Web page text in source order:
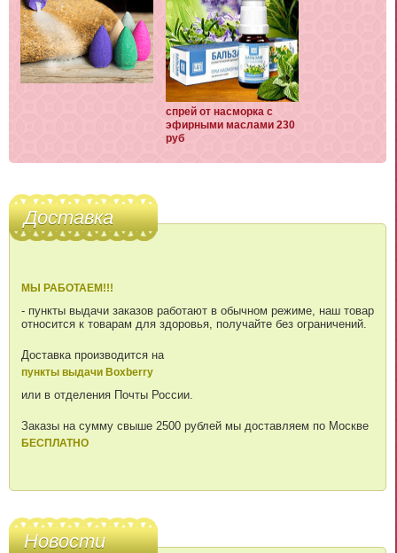
спрей от насморка с
эфирными маслами 230
руб
Доставка
МЫ РАБОТАЕМ!!!
- пункты выдачи заказов работают в обычном режиме, наш товар
относится к товарам для здоровья, получайте без ограничений.
Доставка производится на
пункты выдачи Boxberry
или в отделения Почты России.
Заказы на сумму свыше 2500 рублей мы доставляем по Москве
БЕСПЛАТНО
Новости